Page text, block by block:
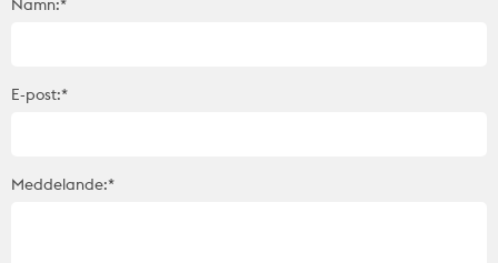
Namn:*
E-post:*
Meddelande:*